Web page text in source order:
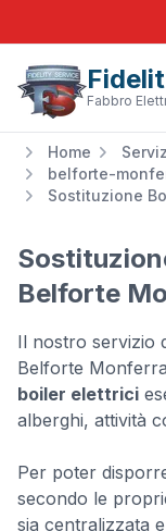
Fabbro
Home
belforte-
Sostituzione
Belforte
Il nostro servizio
Belforte
boiler elettrici
alberghi, attività
Per poter
secondo le
sia centralizzata